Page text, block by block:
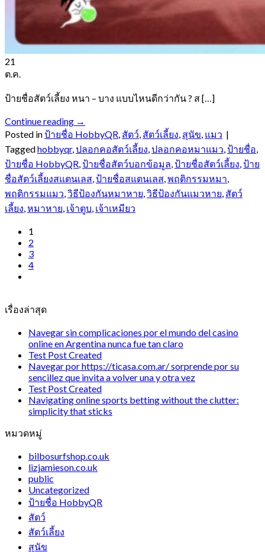
21
ต.ค.
ป้ายชื่อสัตว์เลี้ยง หนา – บาง แบบไหนดีกว่ากัน ? ส […]
Continue reading →
Posted inป้ายชื่อ HobbyQR, สัตว์, สัตว์เลี้ยง, สุนัข, แมว |
Taggedhobbyqr,ปลอกคอสัตว์เลี้ยง,ปลอกคอหมาแมว,ป้ายชื่อ,
ป้ายชื่อ HobbyQR,ป้ายชื่อสัตว์บอกข้อมูล,ป้ายชื่อสัตว์เลี้ยง,ป้าย
ชื่อสัตว์เลี้ยงสแตนเลส,ป้ายชื่อสแตนเลส,พฤติกรรมหมา,
พฤติกรรมแมว,วิธีป้องกันหมาหาย,วิธีป้องกันแมวหาย, สัตว์
เลี้ยง,หมาหาย, เจ้าตูบ, เจ้าเหมียว
1
2
3
4
เรื่องล่าสุด
Navegar sin complicaciones por el mundo del casino
online en Argentina nunca fue tan claro
Test Post Created
Navegar por https://ticasa.com.ar/ sorprende por su
sencillez que invita a volver una y otra vez
Test Post Created
Navigating online sports betting without the clutter:
simplicity that sticks
หมวดหมู่
bilbosurfshop.co.uk
lizjamieson.co.uk
public
Uncategorized
ป้ายชื่อ HobbyQR
สัตว์
สัตว์เลี้ยง
สุนัข